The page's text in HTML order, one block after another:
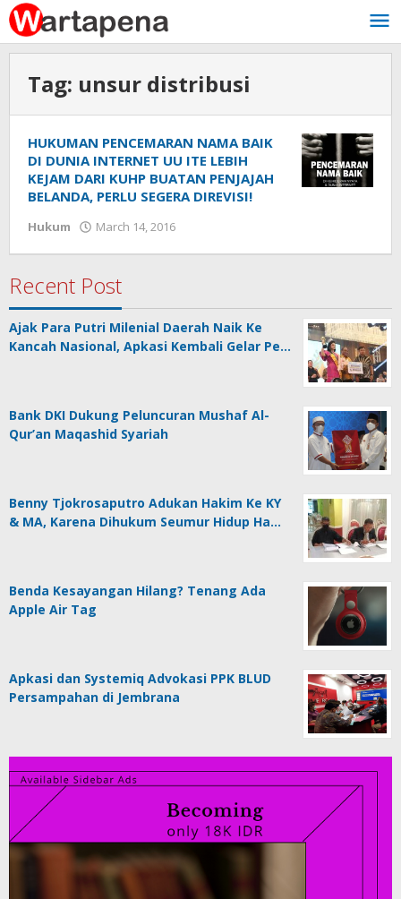
Skip
to
content
Tag: unsur distribusi
HUKUMAN PENCEMARAN NAMA BAIK
DI DUNIA INTERNET UU ITE LEBIH
KEJAM DARI KUHP BUATAN PENJAJAH
BELANDA, PERLU SEGERA DIREVISI!
Hukum March 14, 2016
Recent Post
Ajak Para Putri Milenial Daerah Naik Ke
Kancah Nasional, Apkasi Kembali Gelar Pe…
Bank DKI Dukung Peluncuran Mushaf Al-
Qur’an Maqashid Syariah
Benny Tjokrosaputro Adukan Hakim Ke KY
& MA, Karena Dihukum Seumur Hidup Ha…
Benda Kesayangan Hilang? Tenang Ada
Apple Air Tag
Apkasi dan Systemiq Advokasi PPK BLUD
Persampahan di Jembrana